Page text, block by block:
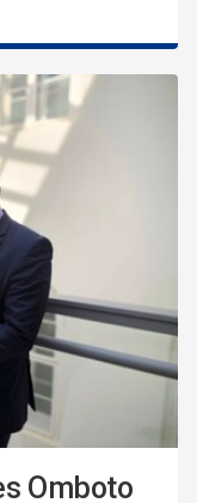
Omboto